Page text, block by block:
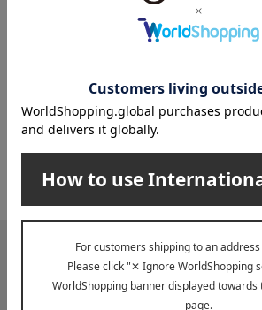
INFORMATION
大切なお知らせ
お届け遅延のお知らせ
『お届け先のご住所』ご確認のお願い
メールマガジン